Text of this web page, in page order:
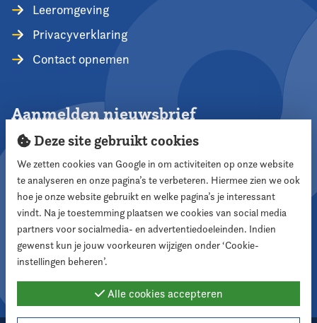
Leeromgeving
Privacyverklaring
Contact opnemen
Aanmelden nieuwsbrief
Aanmelden
Volg ons
Deze site gebruikt cookies
We zetten cookies van Google in om activiteiten op onze website
te analyseren en onze pagina’s te verbeteren. Hiermee zien we ook
hoe je onze website gebruikt en welke pagina’s je interessant
vindt. Na je toestemming plaatsen we cookies van social media
partners voor socialmedia- en advertentiedoeleinden. Indien
gewenst kun je jouw voorkeuren wijzigen onder ‘Cookie-
instellingen beheren’.
Alle cookies accepteren